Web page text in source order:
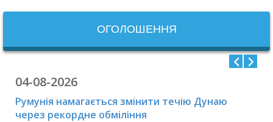
ОГОЛОШЕННЯ
04-08-2026
Румунія намагається змінити течію Дунаю
через рекордне обміління